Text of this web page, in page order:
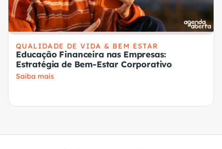
QUALIDADE DE VIDA & BEM ESTAR
Educação Financeira nas Empresas:
Estratégia de Bem-Estar Corporativo
Saiba mais